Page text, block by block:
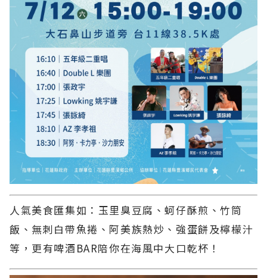
人氣美食匯集如：玉里臭豆腐、蚵仔酥煎、竹筒
飯、無刺白帶魚捲、阿美族熱炒、強蛋餅及檸檬汁
等，更有啤酒BAR陪你在海風中大口乾杯！